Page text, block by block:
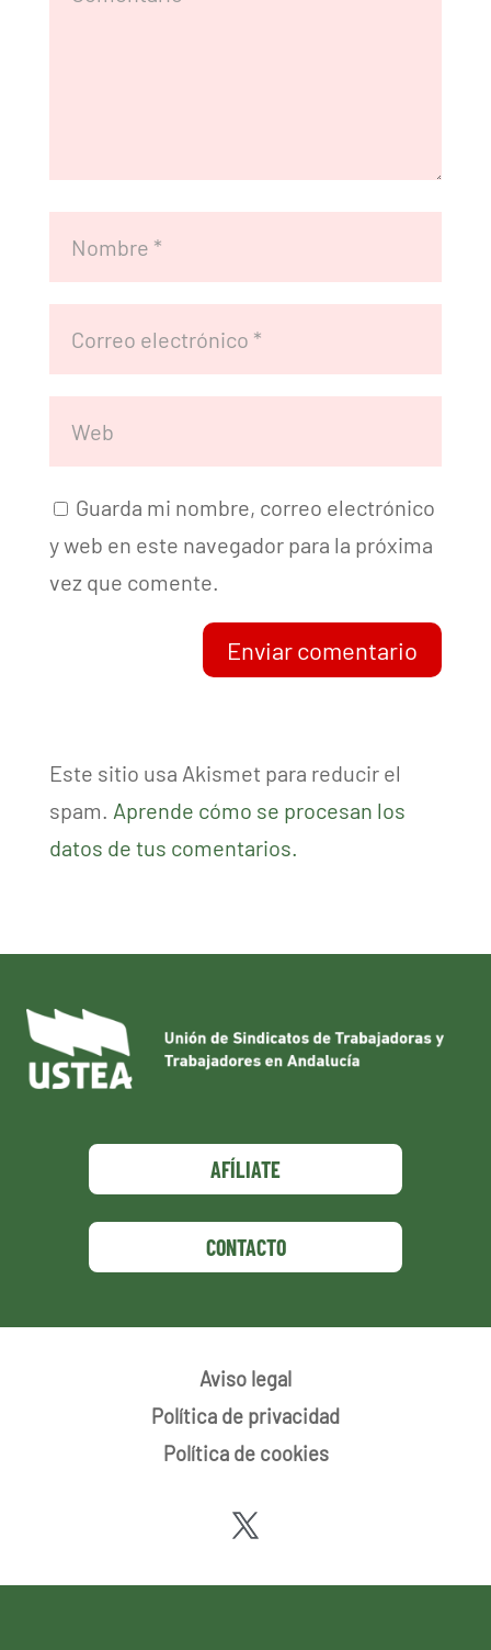
Guarda mi nombre, correo electrónico
y web en este navegador para la próxima
vez que comente.
Enviar comentario
Este sitio usa Akismet para reducir el
spam. Aprende cómo se procesan los
datos de tus comentarios.
AFÍLIATE
CONTACTO
Aviso legal
Política de privacidad
Política de cookies